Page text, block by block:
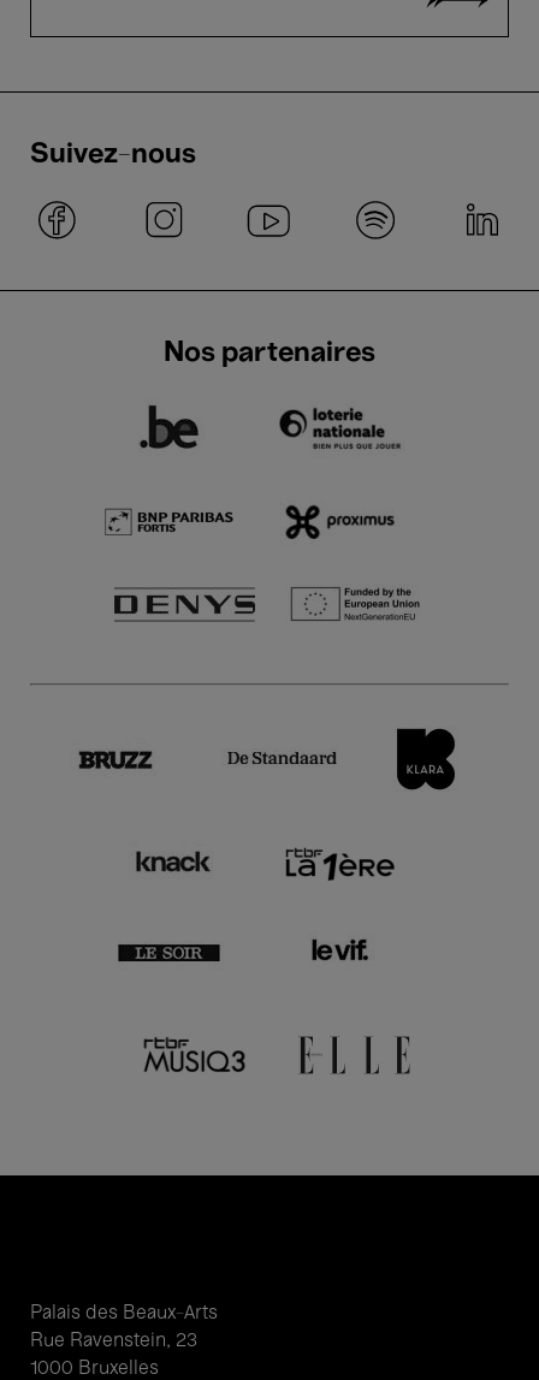
Suivez-nous
Nos partenaires
Palais des Beaux-Arts
Rue Ravenstein, 23
1000 Bruxelles